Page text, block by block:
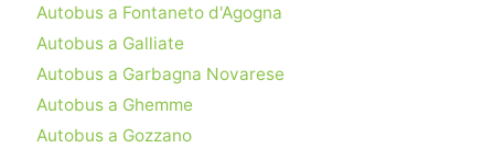
Autobus a Fontaneto d'Agogna
Autobus a Galliate
Autobus a Garbagna Novarese
Autobus a Ghemme
Autobus a Gozzano